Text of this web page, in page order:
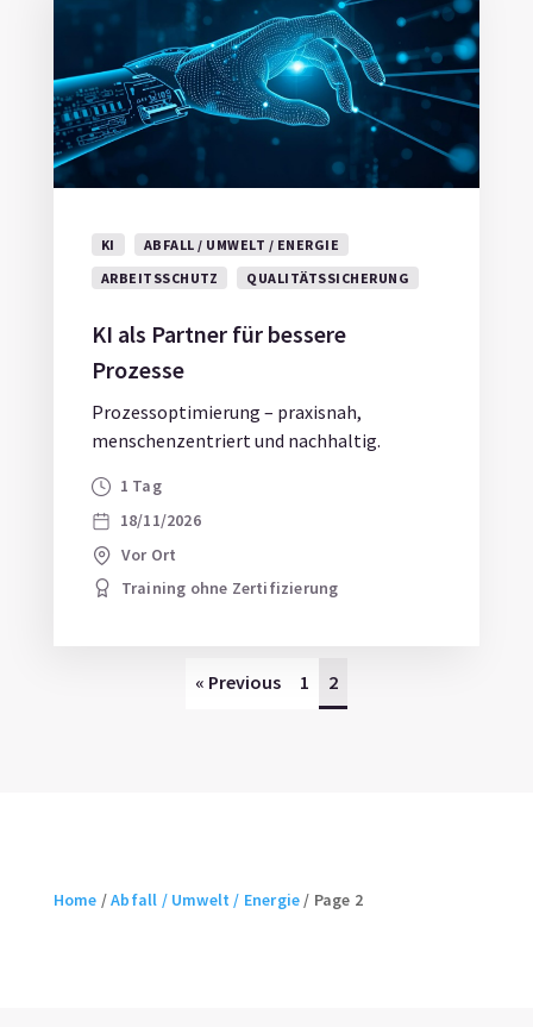
KI
ABFALL / UMWELT / ENERGIE
ARBEITSSCHUTZ
QUALITÄTSSICHERUNG
KI als Partner für bessere
Prozesse
Prozessoptimierung – praxisnah,
menschenzentriert und nachhaltig.
1 Tag
18/11/2026
Vor Ort
Training ohne Zertifizierung
« Previous 1 2
Home /Abfall / Umwelt / Energie / Page 2